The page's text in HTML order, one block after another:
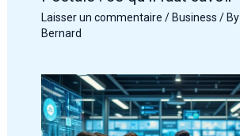
Laisser un commentaire / Business / By
Bernard